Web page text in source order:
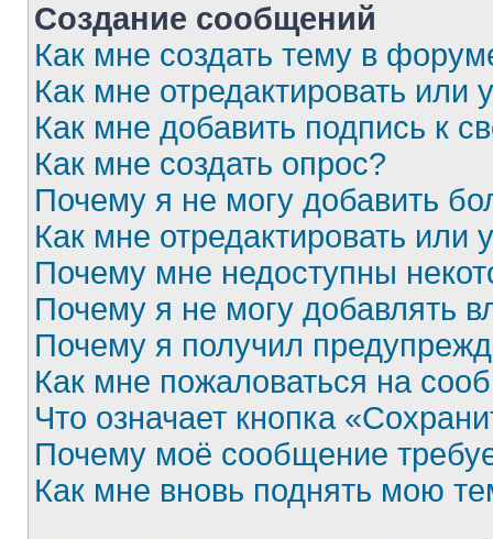
Создание сообщений
Как мне создать тему в
Как мне отредактировать или
Как мне добавить подпись к
Как мне создать опрос?
Почему я не могу добавить
Как мне отредактировать или
Почему мне недоступны
Почему я не могу добавлять
Почему я получил
Как мне пожаловаться на
Что означает кнопка
Почему моё сообщение
Как мне вновь поднять мою